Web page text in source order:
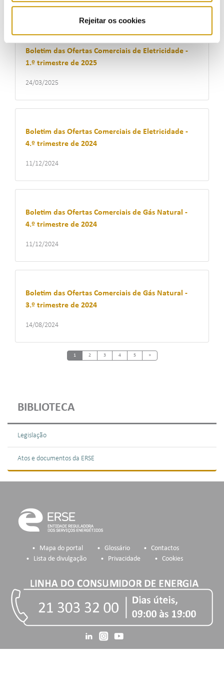
Rejeitar os cookies
BIBLIOTECA
Legislação
Atos e documentos da ERSE
24/03/2025
Boletim das Ofertas Comerciais de Eletricidade -
1.º trimestre de 2025
24/03/2025
Boletim das Ofertas Comerciais de Eletricidade -
4.º trimestre de 2024
11/12/2024
Boletim das Ofertas Comerciais de Gás Natural -
4.º trimestre de 2024
11/12/2024
Boletim das Ofertas Comerciais de Gás Natural -
3.º trimestre de 2024
14/08/2024
1 2 3 4 5 »Next
Mapa do portal Glossário
Contactos
Lista de divulgação
Privacidade Cookies